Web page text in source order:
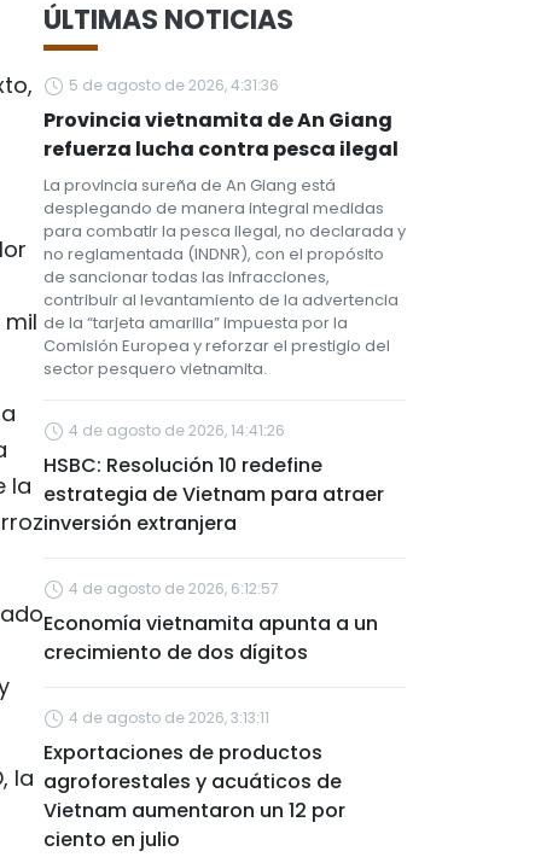
la
la
ÚLTIMAS NOTICIAS
5 de agosto de 2026, 4:31:36
Provincia vietnamita de An Giang
refuerza lucha contra pesca ilegal
La provincia sureña de An Giang está
desplegando de manera integral medidas
para combatir la pesca ilegal, no declarada y
no reglamentada (INDNR), con el propósito
de sancionar todas las infracciones,
contribuir al levantamiento de la advertencia
de la “tarjeta amarilla” impuesta por la
Comisión Europea y reforzar el prestigio del
sector pesquero vietnamita.
4 de agosto de 2026, 14:41:26
HSBC: Resolución 10 redefine
estrategia de Vietnam para atraer
inversión extranjera
4 de agosto de 2026, 6:12:57
Economía vietnamita apunta a un
crecimiento de dos dígitos
4 de agosto de 2026, 3:13:11
Exportaciones de productos
agroforestales y acuáticos de
Vietnam aumentaron un 12 por
ciento en julio